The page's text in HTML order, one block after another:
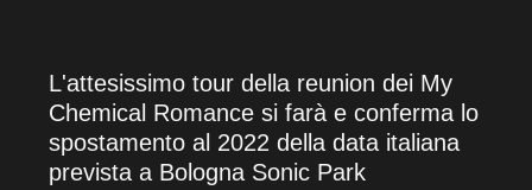
L'attesissimo tour della reunion dei My
Chemical Romance si farà e conferma lo
spostamento al 2022 della data italiana
prevista a Bologna Sonic Park